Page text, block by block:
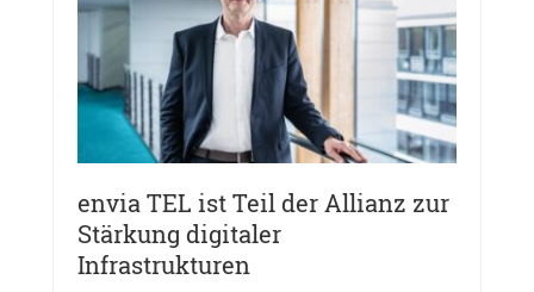
envia TEL ist Teil der Allianz zur
Stärkung digitaler
Infrastrukturen